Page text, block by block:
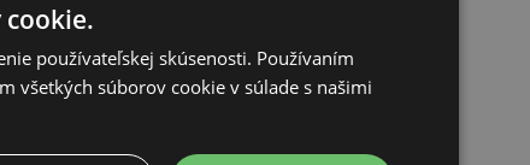
používateľskej skúsenosti. Používaním
všetkých súborov cookie v súlade s našimi